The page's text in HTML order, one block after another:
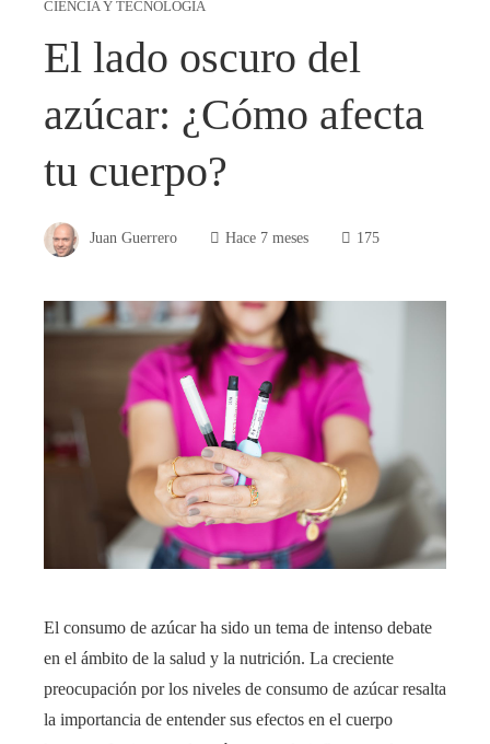
CIENCIA Y TECNOLOGÍA
El lado oscuro del
azúcar: ¿Cómo afecta
tu cuerpo?
Juan Guerrero Hace 7 meses 175
El consumo de azúcar ha sido un tema de intenso debate
en el ámbito de la salud y la nutrición. La creciente
preocupación por los niveles de consumo de azúcar resalta
la importancia de entender sus efectos en el cuerpo